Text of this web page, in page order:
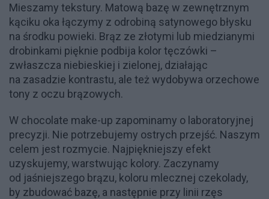
Mieszamy tekstury. Matową bazę w zewnętrznym
kąciku oka łączymy z odrobiną satynowego błysku
na środku powieki. Brąz ze złotymi lub miedzianymi
drobinkami pięknie podbija kolor tęczówki –
zwłaszcza niebieskiej i zielonej, działając
na zasadzie kontrastu, ale też wydobywa orzechowe
tony z oczu brązowych.
W chocolate make-up zapominamy o laboratoryjnej
precyzji. Nie potrzebujemy ostrych przejść. Naszym
celem jest rozmycie. Najpiękniejszy efekt
uzyskujemy, warstwując kolory. Zaczynamy
od jaśniejszego brązu, koloru mlecznej czekolady,
by zbudować bazę, a następnie przy linii rzęs